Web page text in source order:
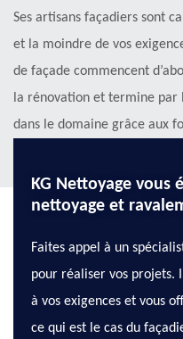
Ses artisans façadiers sont
et la moindre de vos
de façade commencent
la rénovation et termine par
dans le domaine grâce aux
KG Nettoyage vous
nettoyage et
Faites appel à un
pour réaliser vos projets.
à vos exigences et vous
ce qui est le cas du